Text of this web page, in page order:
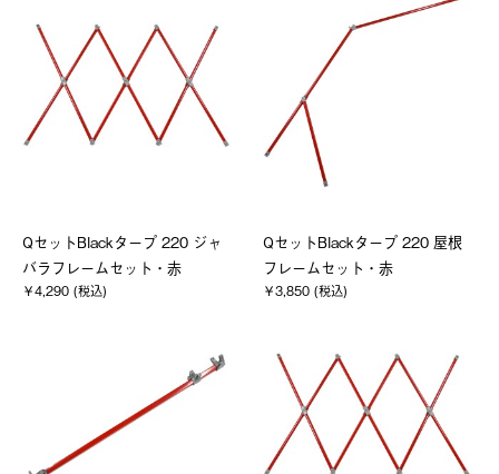
QセットBlackタープ 220 ジャ
バラフレームセット・赤
￥4,290 (税込)
QセットBlackタープ 220 屋根
フレームセット・赤
￥3,850 (税込)